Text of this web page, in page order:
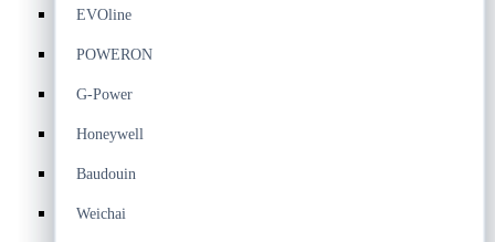
EVOline
POWERON
G-Power
Honeywell
Baudouin
Weichai